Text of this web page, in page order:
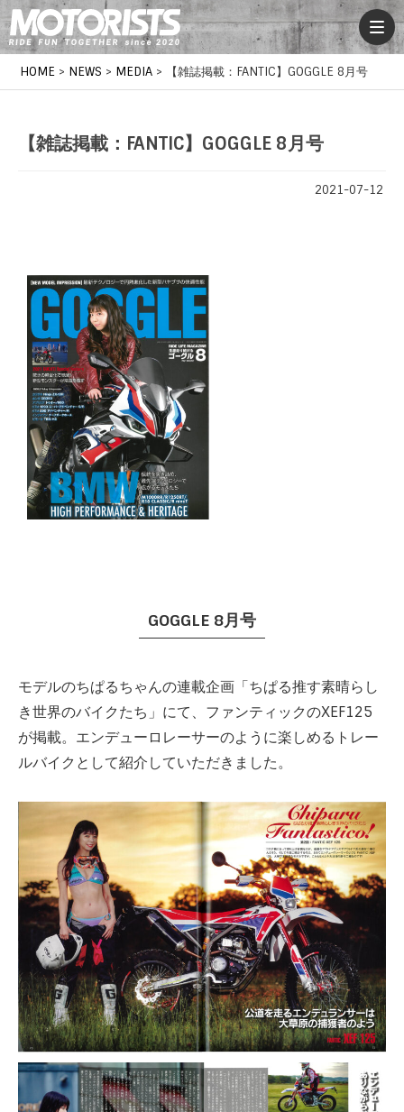
HOME > NEWS > MEDIA > 【雑誌掲載：FANTIC】GOGGLE 8月号
【雑誌掲載：FANTIC】GOGGLE 8月号
2021-07-12
GOGGLE 8月号
モデルのちぱるちゃんの連載企画「ちぱる推す素晴らし
き世界のバイクたち」にて、ファンティックのXEF125
が掲載。エンデューロレーサーのように楽しめるトレー
ルバイクとして紹介していただきました。